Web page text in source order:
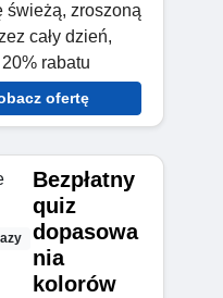
świeżą, zroszoną
cały dzień,
rabatu
ofertę
Bezpłatny
quiz
dopasowa
nia
kolorów